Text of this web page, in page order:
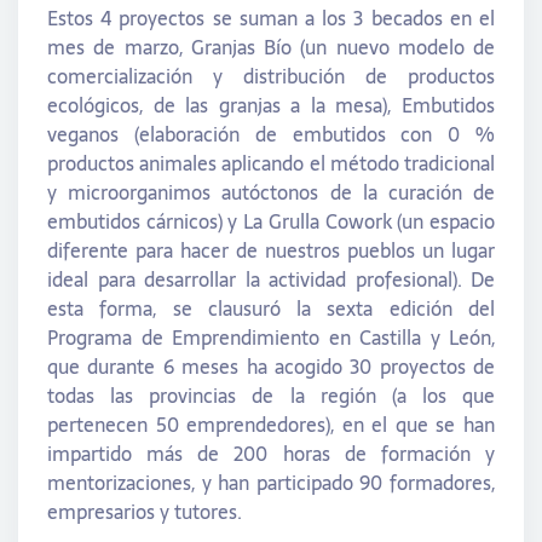
Estos 4 proyectos se suman a los 3 becados en el
mes de marzo, Granjas Bío (un nuevo modelo de
comercialización y distribución de productos
ecológicos, de las granjas a la mesa), Embutidos
veganos (elaboración de embutidos con 0 %
productos animales aplicando el método tradicional
y microorganimos autóctonos de la curación de
embutidos cárnicos) y La Grulla Cowork (un espacio
diferente para hacer de nuestros pueblos un lugar
ideal para desarrollar la actividad profesional). De
esta forma, se clausuró la sexta edición del
Programa de Emprendimiento en Castilla y León,
que durante 6 meses ha acogido 30 proyectos de
todas las provincias de la región (a los que
pertenecen 50 emprendedores), en el que se han
impartido más de 200 horas de formación y
mentorizaciones, y han participado 90 formadores,
empresarios y tutores.